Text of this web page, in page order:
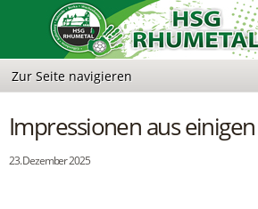
Impressionen aus
23. Dezember 2025